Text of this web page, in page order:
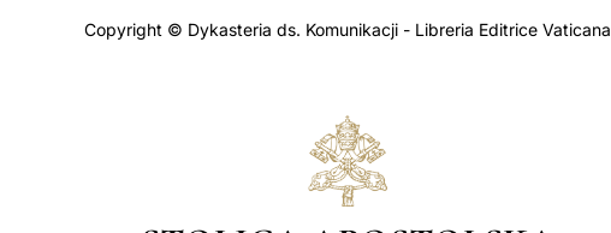
Copyright © Dykasteria ds. Komunikacji - Libreria Editrice Vaticana